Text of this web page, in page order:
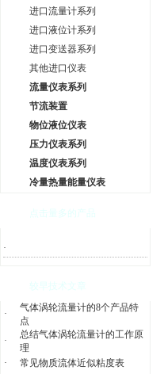
进口流量计系列
进口液位计系列
进口变送器系列
其他进口仪表
流量仪表系列
节流装置
物位液位仪表
压力仪表系列
温度仪表系列
冷量热量能量仪表
点击量多的产品
·
较早技术文章
·
气体涡轮流量计的8个产品特
点
·
总结气体涡轮流量计的工作原
理
·
常见物质流体近似粘度表